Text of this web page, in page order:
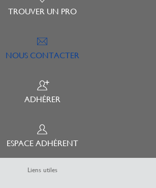
TROUVER UN PRO
NOUS CONTACTER
ADHÉRER
ESPACE ADHÉRENT
Liens utiles